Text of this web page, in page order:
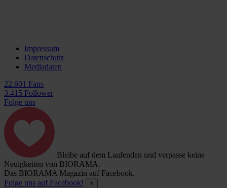
Impressum
Datenschutz
Mediadaten
22.601 Fans
3.415 Follower
Folge uns
Bleibe auf dem Laufenden und verpasse keine
Neuigkeiten von BIORAMA.
Das BIORAMA Magazin auf Facebook.
Folge uns auf Facebook!
×